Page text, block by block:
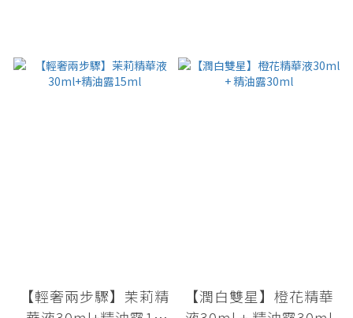
【輕奢兩步驟】茉莉精
【潤白雙星】橙花精華